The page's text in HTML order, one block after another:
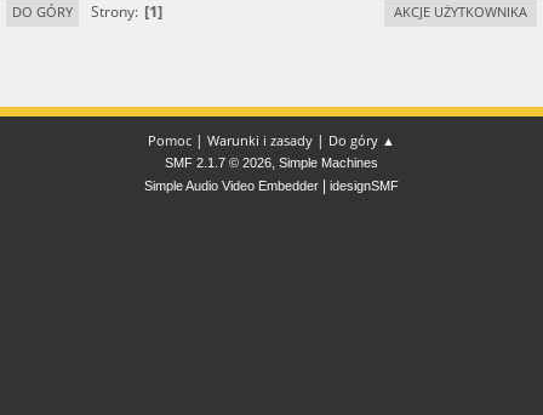
DO GÓRY Strony 1 AKCJE UŻYTKOWNIKA
Pomoc | Warunki i zasady | Do góry ▲
SMF 2.1.7 © 2026, Simple Machines
Simple Audio Video Embedder
idesignSMF